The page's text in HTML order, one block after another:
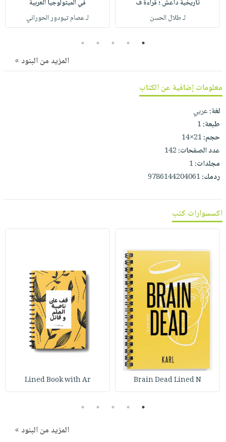
صابون
أطفال
فيديوهات
أسئلة
خدمات
نيل
وفرات
انشر
كتابك
تواصل
معنا
التسوق
تاريخية داعش ؛ قراءة ف
لـ طلال الحسن
في الميثولوجيا العربية
لـ عصام تيودور الحوراني
1
2
3
4
5
المزيد من البنود »
معلومات إضافية عن الكتاب
لغة:عربي
طبعة:1
حجم:21×14
عدد الصفحات:142
مجلدات:1
ردمك:9786144204061
اكسسوارات كتب
Brain Dead Lined N
Lined Book with Ar
1
2
3
4
5
المزيد من البنود »